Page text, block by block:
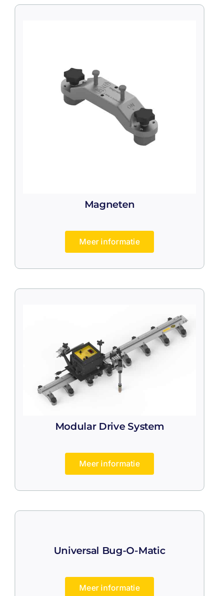
Magneten
Meer informatie
Modular Drive System
Meer informatie
Universal Bug-O-Matic
Meer informatie